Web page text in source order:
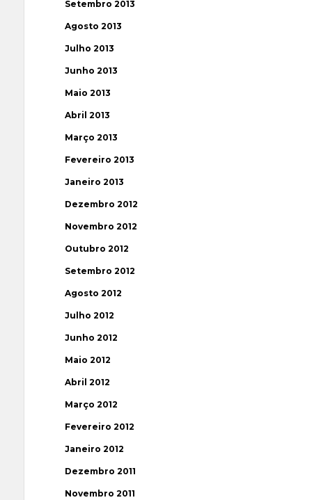
Setembro 2013
Agosto 2013
Julho 2013
Junho 2013
Maio 2013
Abril 2013
Março 2013
Fevereiro 2013
Janeiro 2013
Dezembro 2012
Novembro 2012
Outubro 2012
Setembro 2012
Agosto 2012
Julho 2012
Junho 2012
Maio 2012
Abril 2012
Março 2012
Fevereiro 2012
Janeiro 2012
Dezembro 2011
Novembro 2011